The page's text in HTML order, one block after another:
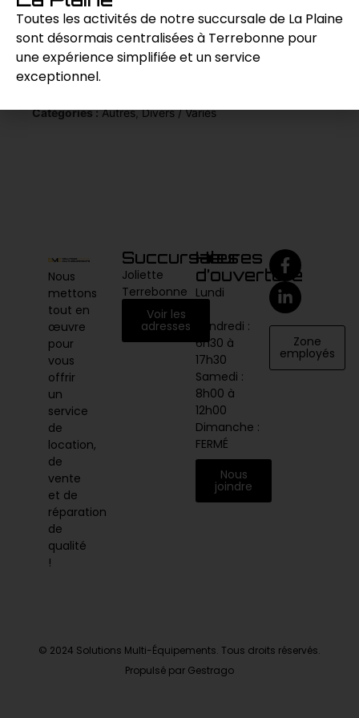
performance de coupe supérieure.
Demande de prix
Catégories : Autres,Divers / Variés
Nous
mettons
tout en
œuvre
pour
vous
offrir
un
service
de
location,
de
vente
et de
réparation
de
qualité
!
Succursales
Joliette
Terrebonne
Voir les
adresses
Heures
d’ouverture
Lundi
vendredi :
6h30 à
17h30
Samedi :
8h00 à
12h00
Dimanche :
FERMÉ
Nous
joindre
Zone
employés
© 2024 Solutions Multi-Équipements. Tous droits réservés.
Propulsé par Gestrago
Toutes les activités de notre succursale de La Plaine
sont désormais centralisées à Terrebonne pour
une expérience simplifiée et un service
exceptionnel.